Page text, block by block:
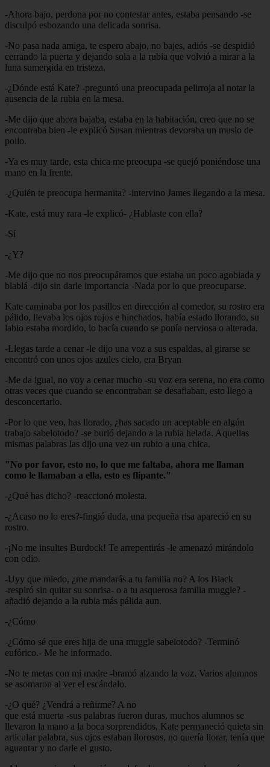
-Ahora bajo, perdona por no contestar antes, estaba pensando -se
disculpó esbozando una delicada sonrisa.
-No pasa nada amiga, te espero abajo, no bajes, adiós -se despidió
cerrando la puerta y dejando sola a la rubia que volvió a mirar a la
luna sumergida en tristeza.
-¿Dónde está Kate? -preguntó una preocupada pelirroja al notar la
ausencia de la rubia en la mesa.
-Me dijo que ahora bajaba, estaba en la habitación, creo que no se
encontraba bien -le explicó Susan mientras devoraba un muslo de
pollo.
-Ya es muy tarde, esta chica me preocupa -se quejó poniéndose una
mano en la frente.
-¿Quién te preocupa hermanita? -intervino James llegando a la mesa.
-Kate, está muy rara -le explicó- ¿Hablaste con ella?
-Sí
-¿Y?
-Me dijo que no nos preocupáramos que estaba un poco agobiada y
blablá -dijo sin darle importancia -Nada por lo que preocuparse.
Kate caminaba por los pasillos en dirección al comedor, su rostro era
pálido, llevaba los ojos rojos e hinchados, había estado llorando, su
labio estaba mordido, lo hacía cuando se ponía nerviosa o alterada.
-Llegas tarde a cenar -le dijo una voz a sus espaldas, al girarse se
encontró con unos ojos azules cielo, era Bryan
-Me da igual, no voy a cenar mucho -su voz era serena, no era como
otras veces que cuando se encontraban se desafiaban, esto llego a
desconcertarlo.
-Por lo que veo, has llorado, ¿has sacado un aceptable en algún
trabajo sabelotodo? -se burló dejando a la rubia helada. Aquellas
mismas palabras las dijo una vez un rubio a una chica.
"No por favor, esto no, lo que me faltaba, ahora me llaman
como le llamaban a ella, esto es flipante."
-¿Qué has dicho? -reaccionó molesta.
-¿Acaso no lo eres?-fingió duda, una pequeña risa apareció en su
rostro.
-¡No me insultes Burdock! Te arrepentirás -le amenazó mirándolo
con odio.
-Uyy que miedo, ¿me mandarás a tu familia no? A los Black
-respiró sin quitar su sonrisa- o a tu asquerosa familia muggle? -
añadió dejando a la rubia más pálida aun.
-¿Cómo
-¿Cómo sé que eres hija de una muggle sabelotodo? -Terminó
eufórico.- Me he informado.
-No te metas con mi madre -bramó alzando la voz. Varios alumnos
se asomaron al ver el escándalo.
-¿O qué? ¿Vendrá a reñirme? A no
que está muerta -sus palabras fueron duras, muchos alumnos se
llevaron la mano a la boca sorprendidos, Kate permaneció quieta sin
articular palabra, sus ojos estaban llorosos, no quería llorar, tenía que
aguantar y no darle el gusto.